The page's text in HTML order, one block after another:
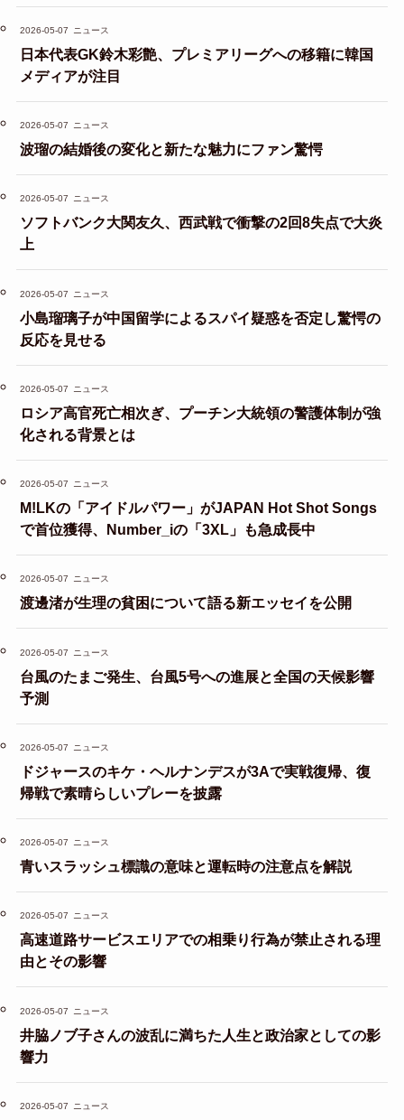
2026-05-07 ニュース
日本代表GK鈴木彩艶、プレミアリーグへの移籍に韓国
メディアが注目
2026-05-07 ニュース
波瑠の結婚後の変化と新たな魅力にファン驚愕
2026-05-07 ニュース
ソフトバンク大関友久、西武戦で衝撃の2回8失点で大炎
上
2026-05-07 ニュース
小島瑠璃子が中国留学によるスパイ疑惑を否定し驚愕の
反応を見せる
2026-05-07 ニュース
ロシア高官死亡相次ぎ、プーチン大統領の警護体制が強
化される背景とは
2026-05-07 ニュース
M!LKの「アイドルパワー」がJAPAN Hot Shot Songs
で首位獲得、Number_iの「3XL」も急成長中
2026-05-07 ニュース
渡邊渚が生理の貧困について語る新エッセイを公開
2026-05-07 ニュース
台風のたまご発生、台風5号への進展と全国の天候影響
予測
2026-05-07 ニュース
ドジャースのキケ・ヘルナンデスが3Aで実戦復帰、復
帰戦で素晴らしいプレーを披露
2026-05-07 ニュース
青いスラッシュ標識の意味と運転時の注意点を解説
2026-05-07 ニュース
高速道路サービスエリアでの相乗り行為が禁止される理
由とその影響
2026-05-07 ニュース
井脇ノブ子さんの波乱に満ちた人生と政治家としての影
響力
2026-05-07 ニュース